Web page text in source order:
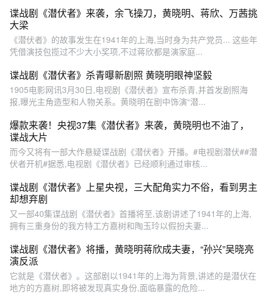
谍战剧《潜伏者》来袭，余飞操刀，黄晓明、蒋欣、万茜挑
大梁
《潜伏者》的故事发生在1941年的上海,当时身为共产党员... 这些年
凭借演技包揽过不少大小奖项,不过蒋欣都是演家庭...
谍战剧《潜伏者》杀青曝新剧照 黄晓明眼神坚毅
1905电影网讯3月30日,电视剧《潜伏者》宣布杀青,并首发剧照海
报,曝光主角造型和人物关系。黄晓明在剧中饰演“潜...
爆款来袭！央视37集《潜伏者》来袭，黄晓明也不油了，
谍战大片
而今又将有一部大作悬疑谍战剧《潜伏者》开播。#电视剧潜伏##潜
伏者开机#据悉,电视剧《潜伏者》已经顺利通过审核...
谍战剧《潜伏者》上星央视，三大配角实力不俗，看到男主
却想弃剧
又一部40集谍战剧《潜伏者》首播将至,该剧讲述了1941年的上海,
拥有三重身份的我方特工方嘉树和陶玉玲以假扮夫妻...
谍战剧《潜伏者》将播，黄晓明蒋欣成夫妻，“孙兴”吴晓亮
演反派
它就是《潜伏者》。这部剧以1941年的上海为背景,讲述的是潜伏在
地方的方嘉树,即将被发现真实身份,面临暴露的危险...